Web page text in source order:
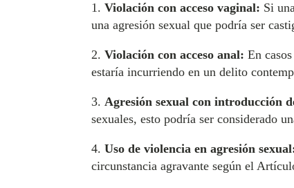
1. Violación con acceso vaginal: Si
una agresión sexual que podría ser
2. Violación con acceso anal: En
estaría incurriendo en un delito
3. Agresión sexual con introducción
sexuales, esto podría ser considerado
4. Uso de violencia en agresión
circunstancia agravante según el